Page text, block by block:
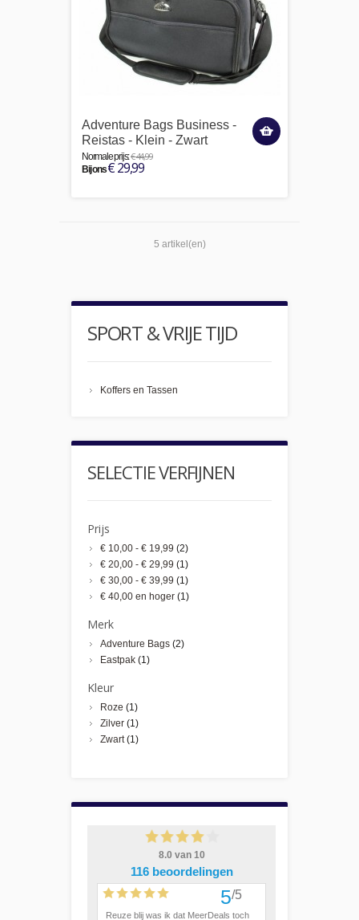
Adventure Bags Business -
Reistas - Klein - Zwart
Normale prijs:€ 44,99
Bij ons€ 29,99
5 artikel(en)
SPORT & VRIJE TIJD
Koffers en Tassen
SELECTIE VERFIJNEN
Prijs
€ 10,00 - € 19,99 (2)
€ 20,00 - € 29,99 (1)
€ 30,00 - € 39,99 (1)
€ 40,00 en hoger (1)
Merk
Adventure Bags (2)
Eastpak (1)
Kleur
Roze (1)
Zilver (1)
Zwart(1)